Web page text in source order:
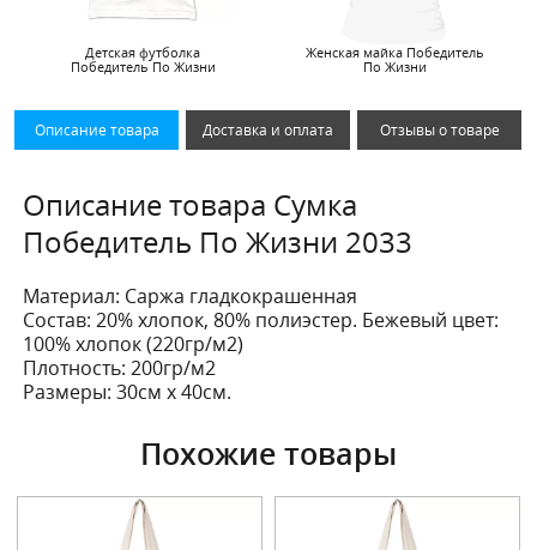
Детская футболка
Победитель По Жизни
Женская майка Победитель
По Жизни
Описание товара Доставка и оплата Отзывы о товаре
Описание товара Сумка
Победитель По Жизни 2033
Материал: Саржа гладкокрашенная
Состав: 20% хлопок, 80% полиэстер. Бежевый цвет:
100% хлопок (220гр/м2)
Плотность: 200гр/м2
Размеры: 30см х 40см.
Похожие товары